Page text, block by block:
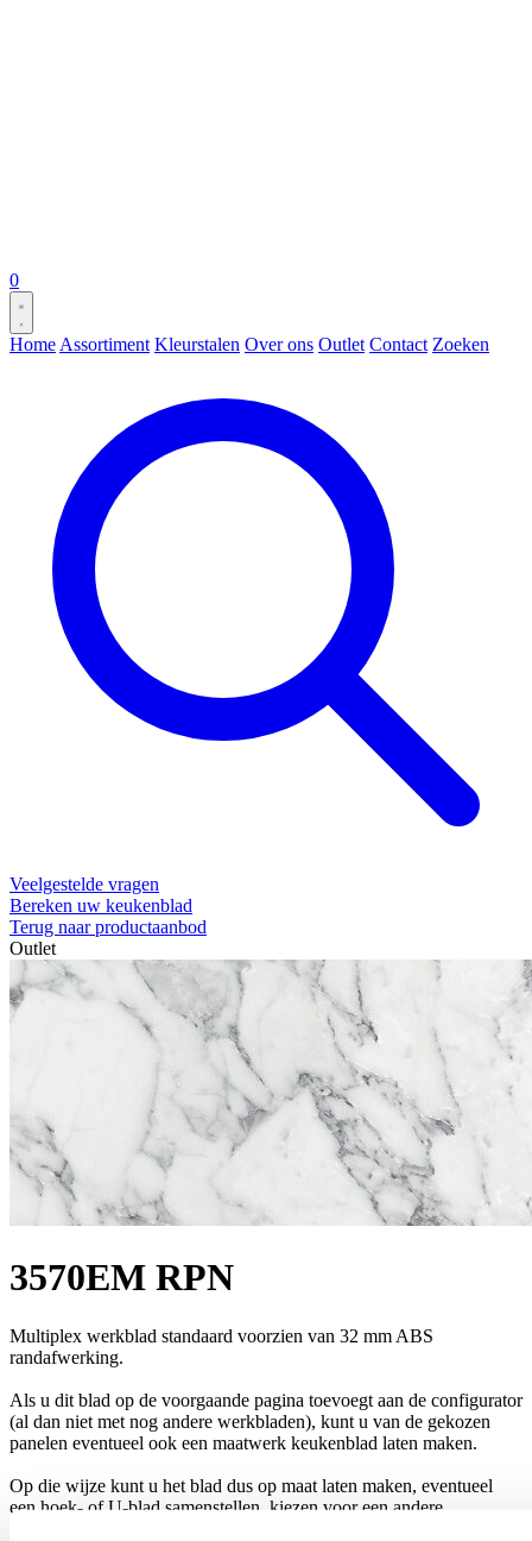
0
Home Assortiment Kleurstalen Over ons Outlet Contact Zoeken
Veelgestelde vragen
Bereken uw keukenblad
Terug naar productaanbod
Outlet
3570EM RPN
Multiplex werkblad standaard voorzien van 32 mm ABS
randafwerking.
Als u dit blad op de voorgaande pagina toevoegt aan de configurator
(al dan niet met nog andere werkbladen), kunt u van de gekozen
panelen eventueel ook een maatwerk keukenblad laten maken.
Op die wijze kunt u het blad dus op maat laten maken, eventueel
een hoek- of U-blad samenstellen, kiezen voor een andere